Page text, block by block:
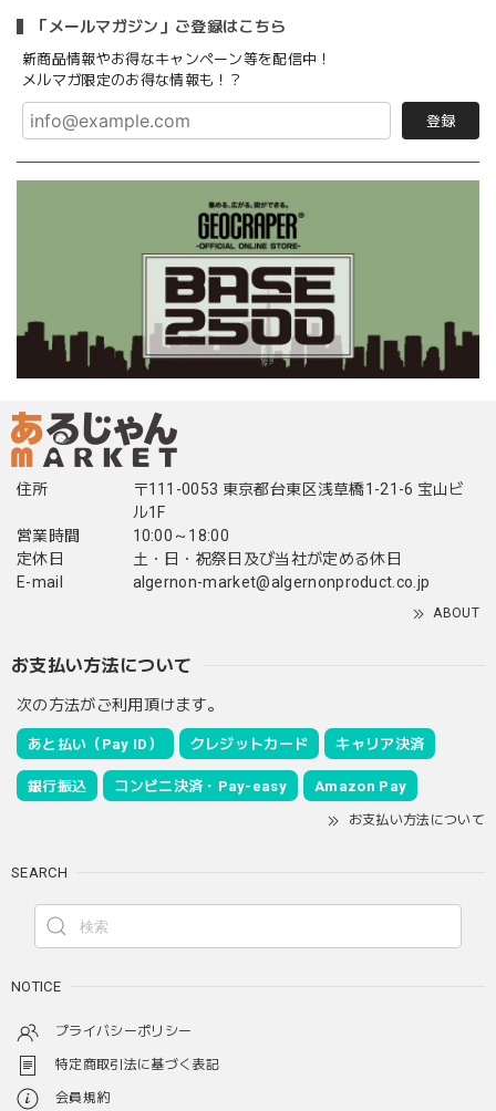
「メールマガジン」ご登録はこちら
新商品情報やお得なキャンペーン等を配信中！
メルマガ限定のお得な情報も！？
登録
住所
〒111-0053 東京都台東区浅草橋1-21-6 宝山ビ
ル1F
営業時間
10:00～18:00
定休日
土・日・祝祭日及び当社が定める休日
E-mail
algernon-market@algernonproduct.co.jp
ABOUT
お支払い方法について
次の方法がご利用頂けます。
あと払い（Pay ID） クレジットカード キャリア決済
銀行振込 コンビニ決済・Pay-easy Amazon Pay
お支払い方法について
SEARCH
NOTICE
プライバシーポリシー
特定商取引法に基づく表記
会員規約